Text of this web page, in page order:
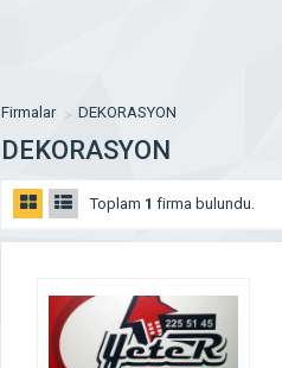
Firmalar DEKORASYON
DEKORASYON
Toplam 1 firma bulundu.